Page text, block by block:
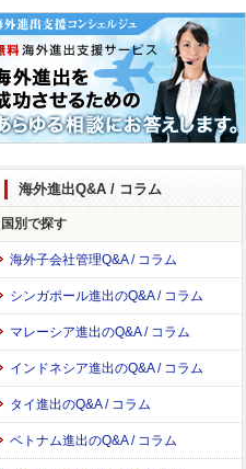
海外進出Q&A / コラム
国別で探す
海外子会社管理Q&A / コラム
シンガポール進出のQ&A / コラム
マレーシア進出のQ&A / コラム
インドネシア進出のQ&A / コラム
タイ進出のQ&A / コラム
ベトナム進出のQ&A / コラム